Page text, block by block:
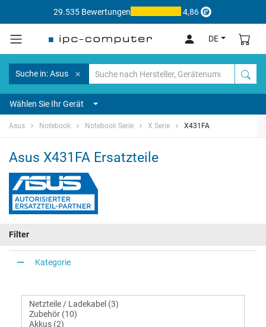
29.535 Bewertungen 4,86
DE
Suche in: Asus
Wählen Sie Ihr Gerät
Asus Notebook Notebook Serie X Serie X431FA
Asus X431FA Ersatzteile
Filter
Kategorie